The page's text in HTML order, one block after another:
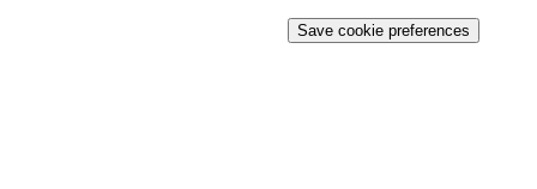
Save cookie preferences